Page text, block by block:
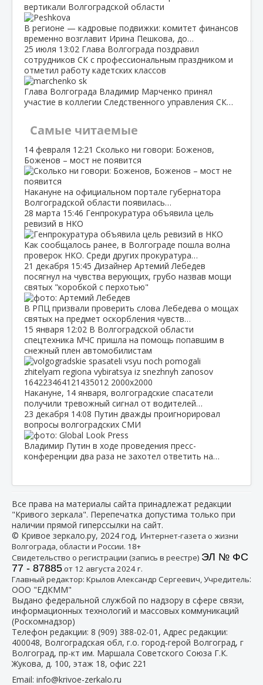
вертикали Волгоградской области
В регионе — кадровые подвижки: комитет финансов
временно возглавит Ирина Пешкова, до…
25 июля 13:02 Глава Волгограда поздравил
сотрудников СК с профессиональным праздником и
отметил работу кадетских классов
Глава Волгограда Владимир Марченко принял
участие в коллегии Следственного управления СК…
Самые читаемые
14 февраля 12:21 Сколько ни говори: Боженов,
Боженов – мост не появится
Накануне на официальном портале губернатора
Волгоградской области появилась…
28 марта 15:46 Генпрокуратура объявила цель
ревизий в НКО
Как сообщалось ранее, в Волгограде пошла волна
проверок НКО. Среди других прокуратура…
21 декабря 15:45 Дизайнер Артемий Лебедев
посягнул на чувства верующих, грубо назвав мощи
святых "коробкой с перхотью"
В РПЦ призвали проверить слова Лебедева о мощах
святых на предмет оскорбления чувств…
15 января 12:02 В Волгоградской области
спецтехника МЧС пришла на помощь попавшим в
снежный плен автомобилистам
Накануне, 14 января, волгоградские спасатели
получили тревожный сигнал от водителей…
23 декабря 14:08 Путин дважды проигнорировал
вопросы волгоградских СМИ
Владимир Путин в ходе проведения пресс-
конференции два раза не захотел ответить на…
Все права на материалы сайта принадлежат редакции
"Кривого зеркала". Перепечатка допустима только при
наличии прямой гиперссылки на сайт.
© Кривое зеркало.ру, 2024 год, Интернет-газета о жизни
Волгограда, области и России. 18+
Свидетельство о регистрации (запись в реестре) ЭЛ № ФС
77 - 87885от 12 августа 2024 г.
Главный редактор: Крылов Александр Сергеевич, Учредитель:
ООО "ЕДКММ"
Выдано федеральной службой по надзору в сфере связи,
информационных технологий и массовых коммуникаций
(Роскомнадзор)
Телефон редакции: 8 (909) 388-02-01 , Адрес редакции:
400048, Волгоградская обл, г.о. город-герой Волгоград, г
Волгоград, пр-кт им. Маршала Советского Союза Г.К.
Жукова, д. 100, этаж 18, офис 221
Email: info@krivoe-zerkalo.ru